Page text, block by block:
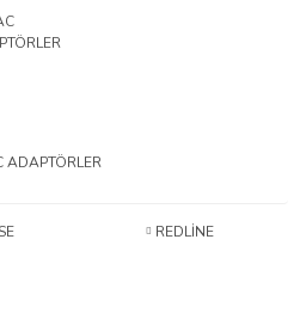
ADAPTÖRLER
REDLİNE